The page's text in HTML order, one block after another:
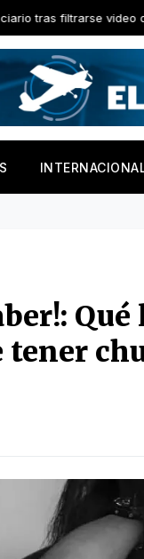
video de recluso con
tener